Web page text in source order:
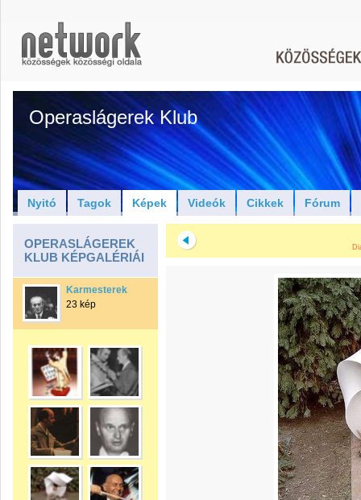
Operaslágerek Klub
Nyitó Tagok Képek Videók Cikkek Fórum
OPERASLÁGEREK
KLUB KÉPGALÉRIÁI
Karmesterek
23 kép